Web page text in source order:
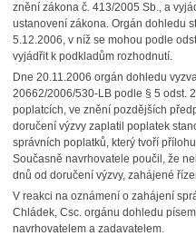
znění zákona č. 413/2005 Sb., a
ustanovení zákona. Orgán dohledu
5.12.2006, v níž se mohou podle
vyjádřit k podkladům rozhodnutí.
Dne 20.11.2006 orgán dohledu
20662/2006/530-LB podle § 5 odst.
poplatcích, ve znění pozdějších
doručení výzvy zaplatil poplatek
správních poplatků, který tvoří
Současně navrhovatele poučil, že
dnů od doručení výzvy, zahájené
V reakci na oznámení o zahájení
Chládek, Csc. orgánu dohledu
navrhovatelem a zadavatelem.